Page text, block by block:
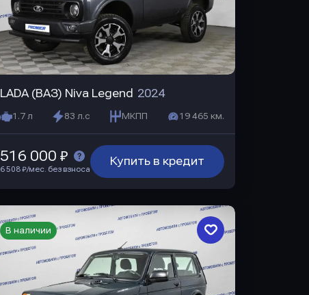
LADA (ВАЗ) Niva Legend 2024
1.7 л 83 л.с МКПП 19 465 км.
Купить в кредит
516 000 ₽
6 508 ₽/мес. без взноса
В наличии